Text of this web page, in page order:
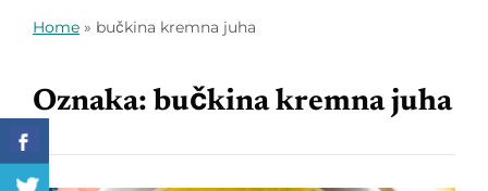
Home » bučkina kremna juha
Oznaka: bučkina kremna juha